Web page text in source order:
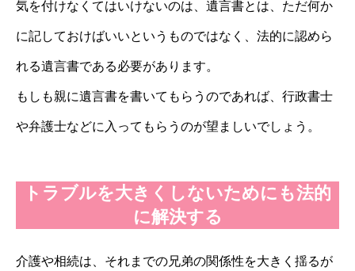
気を付けなくてはいけないのは、遺言書とは、ただ何か
に記しておけばいいというものではなく、法的に認めら
れる遺言書である必要があります。
もしも親に遺言書を書いてもらうのであれば、行政書士
や弁護士などに入ってもらうのが望ましいでしょう。
トラブルを大きくしないためにも法的
に解決する
介護や相続は、それまでの兄弟の関係性を大きく揺るが